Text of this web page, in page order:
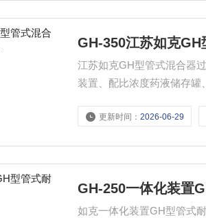
GH-350江苏如克
江苏如克GH型管式混合器过滤装置使用寿命长： 本设备为
装置、配比浓度药液储存
更新时间：2026-06-29
GH-250一体化装置
如克一体化装置GH型管式耐腐蚀混合器 本设备为一体化装置。主要有搅